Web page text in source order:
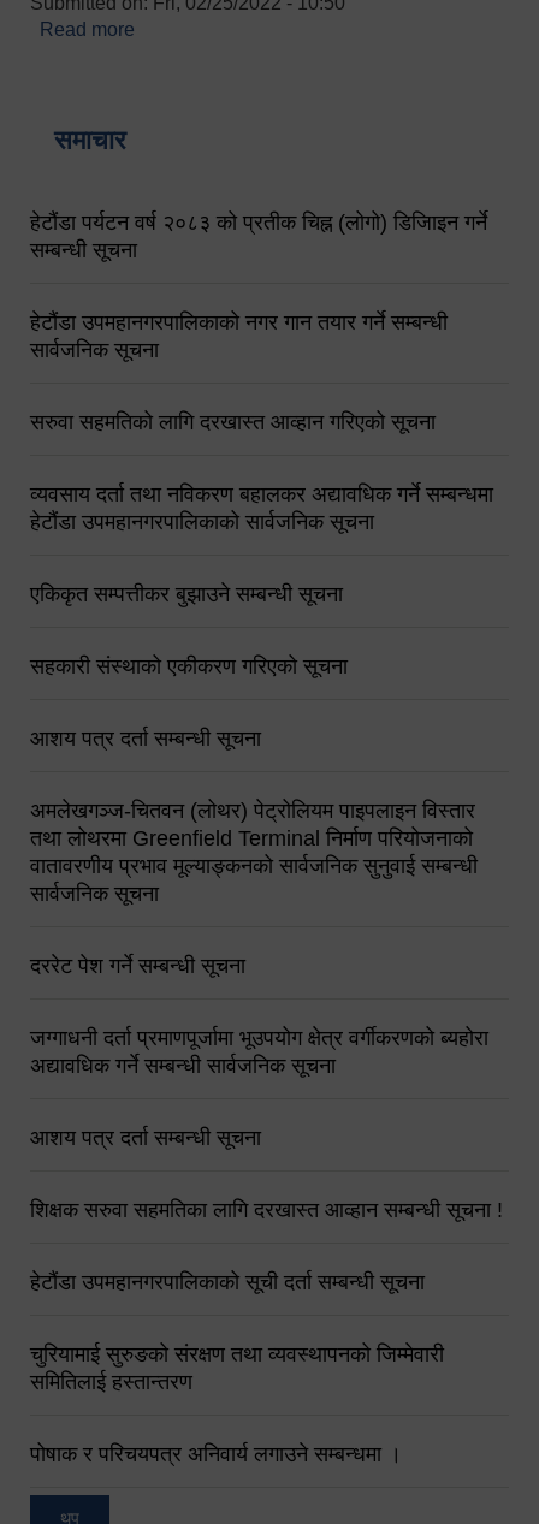
Read more
समाचार
हेटौंडा पर्यटन वर्ष २०८३ को प्रतीक चिह्न (लोगो) डिजिाइन गर्ने
सम्बन्धी सूचना
हेटौंडा उपमहानगरपालिकाको नगर गान तयार गर्ने सम्बन्धी
सार्वजनिक सूचना
सरुवा सहमतिको लागि दरखास्त आव्हान गरिएको सूचना
व्यवसाय दर्ता तथा नविकरण बहालकर अद्यावधिक गर्ने सम्बन्धमा
हेटौंडा उपमहानगरपालिकाको सार्वजनिक सूचना
एकिकृत सम्पत्तीकर बुझाउने सम्बन्धी सूचना
सहकारी संस्थाको एकीकरण गरिएको सूचना
आशय पत्र दर्ता सम्बन्धी सूचना
अमलेखगञ्ज-चितवन (लोथर) पेट्रोलियम पाइपलाइन विस्तार
तथा लोथरमा Greenfield Terminal निर्माण परियोजनाको
वातावरणीय प्रभाव मूल्याङ्कनको सार्वजनिक सुनुवाई सम्बन्धी
सार्वजनिक सूचना
दररेट पेश गर्ने सम्बन्धी सूचना
जग्गाधनी दर्ता प्रमाणपूर्जामा भूउपयोग क्षेत्र वर्गीकरणको ब्यहोरा
अद्यावधिक गर्ने सम्बन्धी सार्वजनिक सूचना
आशय पत्र दर्ता सम्बन्धी सूचना
शिक्षक सरुवा सहमतिका लागि दरखास्त आव्हान सम्बन्धी सूचना !
हेटौंडा उपमहानगरपालिकाको सूची दर्ता सम्बन्धी सूचना
चुरियामाई सुरुङको संरक्षण तथा व्यवस्थापनको जिम्मेवारी
समितिलाई हस्तान्तरण
पोषाक र परिचयपत्र अनिवार्य लगाउने सम्बन्धमा ।
थप